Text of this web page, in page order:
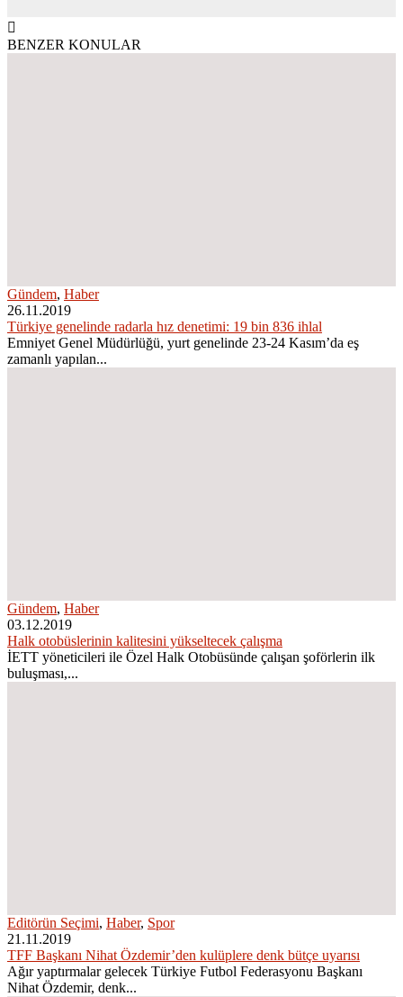
BENZER KONULAR
Gündem, Haber
26.11.2019
Türkiye genelinde radarla hız denetimi: 19 bin 836 ihlal
Emniyet Genel Müdürlüğü, yurt genelinde 23-24 Kasım’da eş
zamanlı yapılan...
Gündem, Haber
03.12.2019
Halk otobüslerinin kalitesini yükseltecek çalışma
İETT yöneticileri ile Özel Halk Otobüsünde çalışan şoförlerin ilk
buluşması,...
Editörün Seçimi, Haber, Spor
21.11.2019
TFF Başkanı Nihat Özdemir’den kulüplere denk bütçe uyarısı
Ağır yaptırmalar gelecek Türkiye Futbol Federasyonu Başkanı
Nihat Özdemir, denk...